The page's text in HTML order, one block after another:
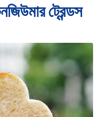
ট্রেন্ডস